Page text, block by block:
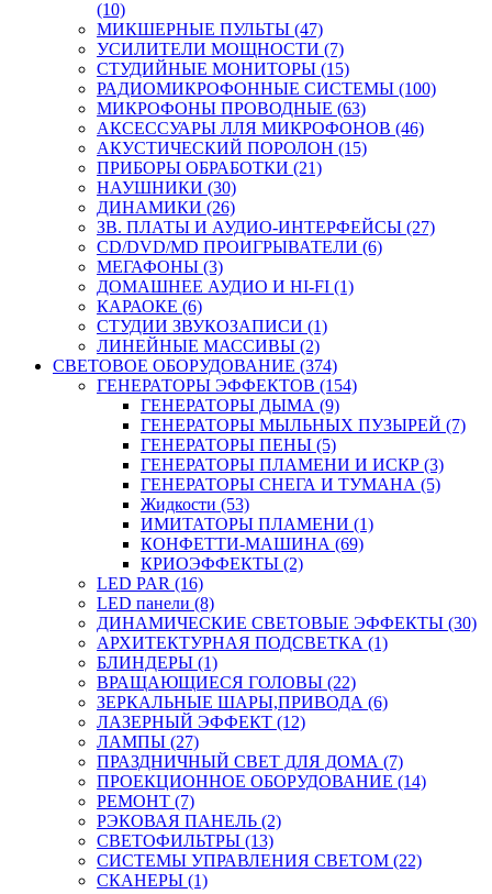
(10)
МИКШЕРНЫЕ ПУЛЬТЫ (47)
УСИЛИТЕЛИ МОЩНОСТИ (7)
СТУДИЙНЫЕ МОНИТОРЫ (15)
РАДИОМИКРОФОННЫЕ СИСТЕМЫ (100)
МИКРОФОНЫ ПРОВОДНЫЕ (63)
АКСЕССУАРЫ ЛЛЯ МИКРОФОНОВ (46)
АКУСТИЧЕСКИЙ ПОРОЛОН (15)
ПРИБОРЫ ОБРАБОТКИ (21)
НАУШНИКИ (30)
ДИНАМИКИ (26)
ЗВ. ПЛАТЫ И АУДИО-ИНТЕРФЕЙСЫ (27)
CD/DVD/MD ПРОИГРЫВАТЕЛИ (6)
МЕГАФОНЫ (3)
ДОМАШНЕЕ АУДИО И HI-FI (1)
КАРАОКЕ (6)
СТУДИИ ЗВУКОЗАПИСИ (1)
ЛИНЕЙНЫЕ МАССИВЫ (2)
СВЕТОВОЕ ОБОРУДОВАНИЕ (374)
ГЕНЕРАТОРЫ ЭФФЕКТОВ (154)
ГЕНЕРАТОРЫ ДЫМА (9)
ГЕНЕРАТОРЫ МЫЛЬНЫХ ПУЗЫРЕЙ (7)
ГЕНЕРАТОРЫ ПЕНЫ (5)
ГЕНЕРАТОРЫ ПЛАМЕНИ И ИСКР (3)
ГЕНЕРАТОРЫ СНЕГА И ТУМАНА (5)
Жидкости (53)
ИМИТАТОРЫ ПЛАМЕНИ (1)
КОНФЕТТИ-МАШИНА (69)
КРИОЭФФЕКТЫ (2)
LED PAR (16)
LED панели (8)
ДИНАМИЧЕСКИЕ СВЕТОВЫЕ ЭФФЕКТЫ (30)
АРХИТЕКТУРНАЯ ПОДСВЕТКА (1)
БЛИНДЕРЫ (1)
ВРАЩАЮЩИЕСЯ ГОЛОВЫ (22)
ЗЕРКАЛЬНЫЕ ШАРЫ,ПРИВОДА (6)
ЛАЗЕРНЫЙ ЭФФЕКТ (12)
ЛАМПЫ (27)
ПРАЗДНИЧНЫЙ СВЕТ ДЛЯ ДОМА (7)
ПРОЕКЦИОННОЕ ОБОРУДОВАНИЕ (14)
РЕМОНТ (7)
РЭКОВАЯ ПАНЕЛЬ (2)
СВЕТОФИЛЬТРЫ (13)
СИСТЕМЫ УПРАВЛЕНИЯ СВЕТОМ (22)
СКАНЕРЫ (1)